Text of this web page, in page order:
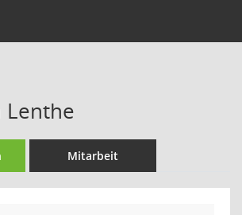
Lenthe
Mitarbeit